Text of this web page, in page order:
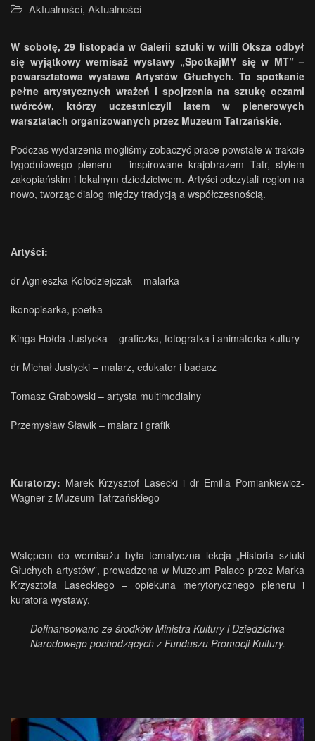
Aktualności, Aktualności
W sobotę, 29 listopada w Galerii sztuki w willi Oksza odbył
się wyjątkowy wernisaż wystawy „SpotkajMY się w MT” –
powarsztatowa wystawa Artystów Głuchych. To spotkanie
pełne artystycznych wrażeń i spojrzenia na sztukę oczami
twórców, którzy uczestniczyli latem w plenerowych
warsztatach organizowanych przez Muzeum Tatrzańskie.
Podczas wydarzenia mogliśmy zobaczyć prace powstałe w trakcie
tygodniowego pleneru – inspirowane krajobrazem Tatr, stylem
zakopiańskim i lokalnym dziedzictwem. Artyści odczytali region na
nowo, tworząc dialog między tradycją a współczesnością.
Artyści:
dr Agnieszka Kołodziejczak – malarka
ikonopisarka, poetka
Kinga Hołda-Justycka – graficzka, fotografka i animatorka kultury
dr Michał Justycki – malarz, edukator i badacz
Tomasz Grabowski – artysta multimedialny
Przemysław Sławik – malarz i grafik
Kuratorzy: Marek Krzysztof Lasecki i dr Emilia Pomiankiewicz-
Wagner z Muzeum Tatrzańskiego
Wstępem do wernisażu była tematyczna lekcja „Historia sztuki
Głuchych artystów”, prowadzona w Muzeum Palace przez Marka
Krzysztofa Laseckiego – opiekuna merytorycznego pleneru i
kuratora wystawy.
Dofinansowano ze środków Ministra Kultury i Dziedzictwa
Narodowego pochodzących z Funduszu Promocji Kultury.